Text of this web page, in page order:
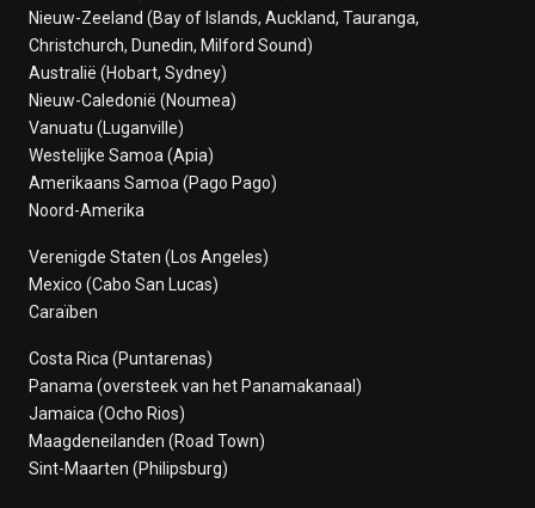
Nieuw-Zeeland (Bay of Islands, Auckland, Tauranga,
Christchurch, Dunedin, Milford Sound)
Australië (Hobart, Sydney)
Nieuw-Caledonië (Noumea)
Vanuatu (Luganville)
Westelijke Samoa (Apia)
Amerikaans Samoa (Pago Pago)
Noord-Amerika
Verenigde Staten (Los Angeles)
Mexico (Cabo San Lucas)
Caraïben
Costa Rica (Puntarenas)
Panama (oversteek van het Panamakanaal)
Jamaica (Ocho Rios)
Maagdeneilanden (Road Town)
Sint-Maarten (Philipsburg)